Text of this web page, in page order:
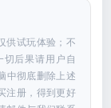
供试玩体验；不
后果请用户自
中彻底删除上述
注册，得到更好